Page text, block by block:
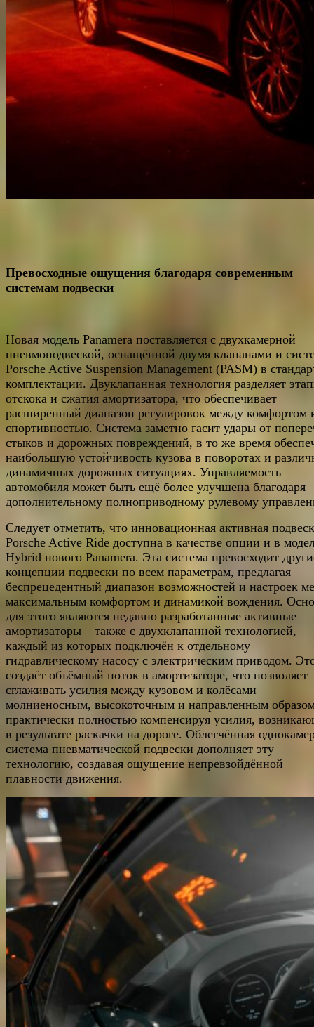
Превосходные ощущения благодаря современным
системам подвески
Новая модель Panamera поставляется с двухкамерной
пневмоподвеской, оснащённой двумя клапанами и
Porsche Active Suspension Management (PASM) в
комплектации. Двуклапанная технология разделяет
отскока и сжатия амортизатора, что обеспечивает
расширенный диапазон регулировок между комфортом
спортивностью. Система заметно гасит удары от
стыков и дорожных повреждений, в то же время
наибольшую устойчивость кузова в поворотах и
динамичных дорожных ситуациях. Управляемость
автомобиля может быть ещё более улучшена благодаря
дополнительному полноприводному рулевому
Следует отметить, что инновационная активная
Porsche Active Ride доступна в качестве опции и в
Hybrid нового Panamera. Эта система превосходит
концепции подвески по всем параметрам, предлагая
беспрецедентный диапазон возможностей и настроек
максимальным комфортом и динамикой вождения.
для этого являются недавно разработанные активные
амортизаторы – также с двухклапанной технологией, –
каждый из которых подключён к отдельному
гидравлическому насосу с электрическим приводом.
создаёт объёмный поток в амортизаторе, что позволяет
сглаживать усилия между кузовом и колёсами
молниеносным, высокоточным и направленным
практически полностью компенсируя усилия,
в результате раскачки на дороге. Облегчённая
система пневматической подвески дополняет эту
технологию, создавая ощущение непревзойдённой
плавности движения.